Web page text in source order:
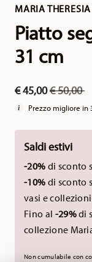
MARIA
Piatto
31 cm
€ 45,00Price
€ 50,00to
Prezzo migliore
Saldi estivi
-20% di sconto
-10% di sconto
vasi e
Fino al -29%di
collezione
Non cumulabile con